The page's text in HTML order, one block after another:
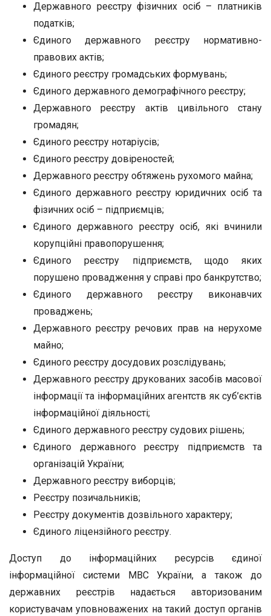
Державного реєстру фізичних осіб – платників
податків;
Єдиного державного реєстру нормативно-
правових актів;
Єдиного реєстру громадських формувань;
Єдиного державного демографічного реєстру;
Державного реєстру актів цивільного стану
громадян;
Єдиного реєстру нотаріусів;
Єдиного реєстру довіреностей;
Державного реєстру обтяжень рухомого майна;
Єдиного державного реєстру юридичних осіб та
фізичних осіб – підприємців;
Єдиного державного реєстру осіб, які вчинили
корупційні правопорушення;
Єдиного реєстру підприємств, щодо яких
порушено провадження у справі про банкрутство;
Єдиного державного реєстру виконавчих
проваджень;
Державного реєстру речових прав на нерухоме
майно;
Єдиного реєстру досудових розслідувань;
Державного реєстру друкованих засобів масової
інформації та інформаційних агентств як суб’єктів
інформаційної діяльності;
Єдиного державного реєстру судових рішень;
Єдиного державного реєстру підприємств та
організацій України;
Державного реєстру виборців;
Реєстру позичальників;
Реєстру документів дозвільного характеру;
Єдиного ліцензійного реєстру.
Доступ до інформаційних ресурсів єдиної
інформаційної системи МВС України, а також до
державних реєстрів надається авторизованим
користувачам уповноважених на такий доступ органів